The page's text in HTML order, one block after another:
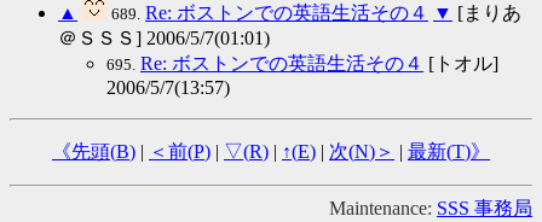
▲ 689. Re: ボストンでの英語生活その４ ▼ [まりあ
＠ＳＳＳ] 2006/5/7(01:01)
695. Re: ボストンでの英語生活その４ [トオル]
2006/5/7(13:57)
《先頭(B) | ＜前(P) | ▽(R) | ↑(E) | 次(N)＞ | 最新(T)》
Maintenance: SSS 事務局